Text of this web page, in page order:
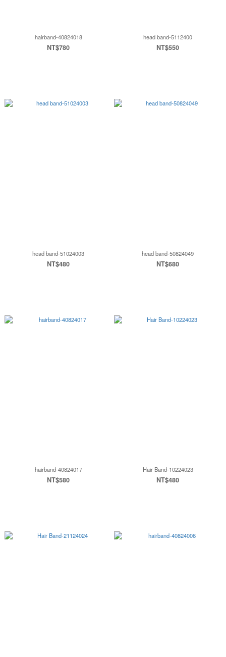
hairband-40824018
NT$780
head band-5112400
NT$550
head band-51024003
NT$480
head band-50824049
NT$680
hairband-40824017
NT$580
Hair Band-10224023
NT$480